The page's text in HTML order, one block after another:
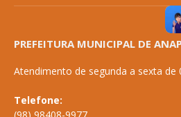
PREFEITURA MUNICIPAL DE
Atendimento de segunda a sexta de
Telefone: